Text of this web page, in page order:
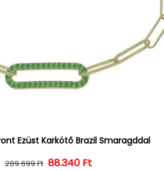
Ezüst Karkötő Brazil Smaragddal
Normál ár
289.699 Ft Kedvezményes ár
88.340 Ft